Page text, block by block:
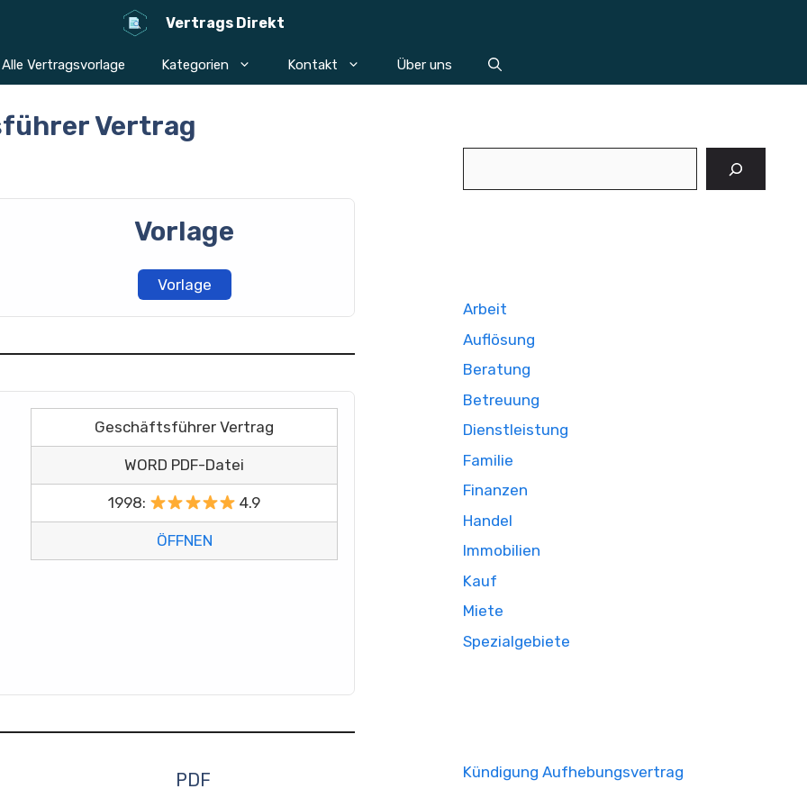
Vertrags Direkt
Alle Vertragsvorlage Kategorien Kontakt Über uns
Vertrag
Vorlage
Vorlage
Geschäftsführer Vertrag
WORD PDF-Datei
1998: 4.9
ÖFFNEN
PDF
Arbeit
Auflösung
Beratung
Betreuung
Dienstleistung
Familie
Finanzen
Handel
Immobilien
Kauf
Miete
Spezialgebiete
Kündigung Aufhebungsvertrag